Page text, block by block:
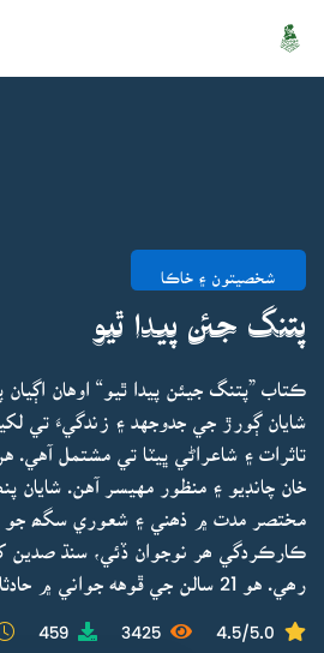
شخصيتون ۽ خاڪا
پتنگ جئن پيدا ٿيو
ڪتاب ”پتنگ جيئن پيدا ٿيو“ اوهان
شايان ڳورڙ جي جدوجهد ۽ زندگيءَ تي
تاثرات ۽ شاعراڻي ڀيٽا تي مشتمل آهي.
خان چانڊيو ۽ منظور مهيسر آهن. شايان
مختصر مدت ۾ ذھني ۽ شعوري سگھ جو
ڪارڪردگي ھر نوجوان ڏئي، سنڌ صدين
4.5/5.0
3425
459